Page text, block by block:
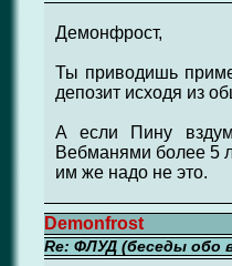
Демонфрост,
Ты приводишь
депозит исходя из
А если Пину
Вебманями более 5
им же надо не это.
Demonfrost
Re: ФЛУД (беседы обо